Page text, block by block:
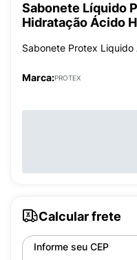
Sabonete Líquido
Hidratação Ácido
Sabonete Protex
Marca:PROTEX
Calcular frete
Informe seu CEP